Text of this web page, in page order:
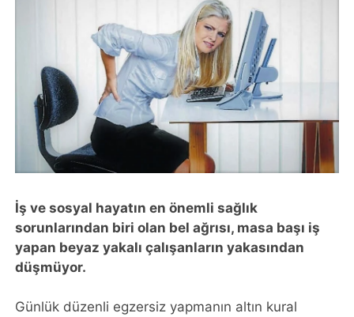
İş ve sosyal hayatın en önemli sağlık
sorunlarından biri olan bel ağrısı, masa başı iş
yapan beyaz yakalı çalışanların yakasından
düşmüyor.
Günlük düzenli egzersiz yapmanın altın kural